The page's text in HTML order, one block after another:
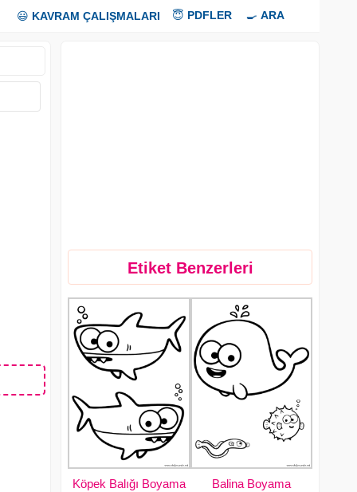
😃 KAVRAM ÇALIŞMALARI 😇 PDFLER 🍳 ARA
Etiket Benzerleri
Köpek Balığı Boyama
Balina Boyama